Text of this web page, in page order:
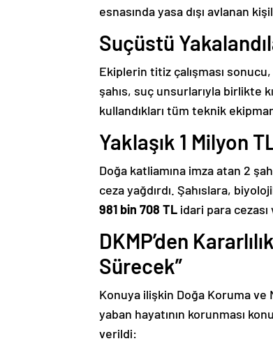
esnasında yasa dışı avlanan
Suçüstü
Ekiplerin titiz çalışması
şahıs, suç unsurlarıyla birlikte
kullandıkları tüm teknik
Yaklaşık 1 Milyon
Doğa katliamına imza atan 2
ceza yağdırdı. Şahıslara,
981 bin 708 TL idari para cezası
DKMP’den
Sürecek”
Konuya ilişkin Doğa Koruma ve
yaban hayatının korunması
verildi: